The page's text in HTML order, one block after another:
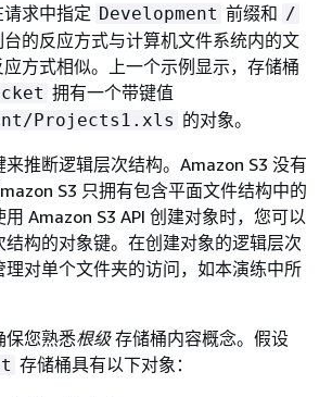
求中指定 Development 前缀和 /
的反应方式与计算机文件系统内的文
方式相似。上一个示例显示，存储桶
拥有一个带键值
Projects1.xls 的对象。
推断逻辑层次结构。Amazon S3 没有
S3 只拥有包含平面文件结构中的
Amazon S3 API 创建对象时，您可以
构的对象键。在创建对象的逻辑层次
对单个文件夹的访问，如本演练中所
保您熟悉根级存储桶内容概念。假设
存储桶具有以下对象：